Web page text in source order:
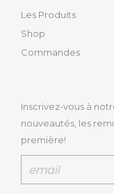
Les Produits
Shop
Commandes
Inscrivez-vous à
nouveautés, les
première!